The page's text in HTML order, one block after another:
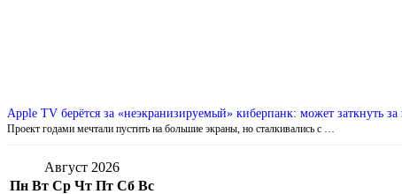
Apple TV берётся за «неэкранизируемый» киберпанк: может заткнуть
Проект годами мечтали пустить на большие экраны, но сталкивались с …
Август 2026
Пн Вт Ср Чт Пт Сб Вс